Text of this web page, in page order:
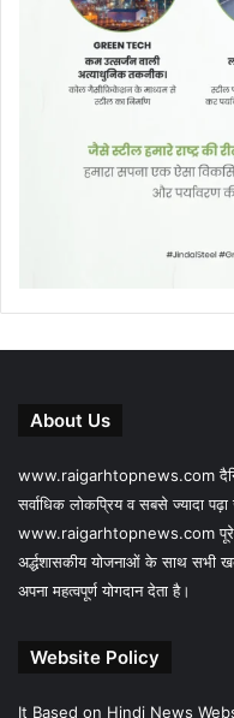
About Us
www.raigarhtopnews.com
सर्वाधिक लोकप्रिय व सबसे ज्यादा
www.raigarhtopnews.com पूरे
अर्द्धशासकीय योजनाओं के साथ सभी
अपना महत्वपूर्ण योगदान देता है।
Website Policy
It Based on Hindi News